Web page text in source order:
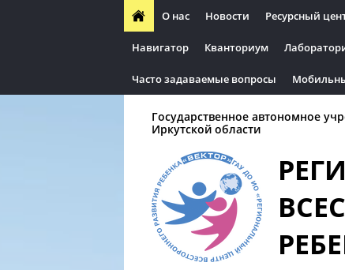
О нас Новости Ресурсный
Навигатор Кванториум
Часто задаваемые вопросы
Государственное автономное
Иркутской области